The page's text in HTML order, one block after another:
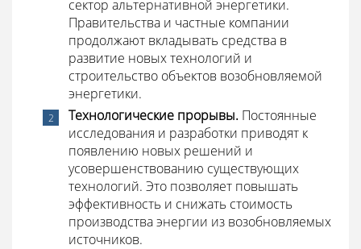
сектор альтернативной энергетики.
Правительства и частные компании
продолжают вкладывать средства в
развитие новых технологий и
строительство объектов возобновляемой
энергетики.
Технологические прорывы. Постоянные
исследования и разработки приводят к
появлению новых решений и
усовершенствованию существующих
технологий. Это позволяет повышать
эффективность и снижать стоимость
производства энергии из возобновляемых
источников.